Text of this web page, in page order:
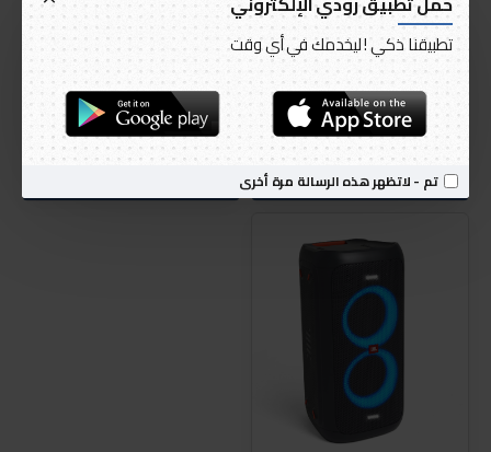
تطبيقنا ذكي ! ليخدمك في أي وقت
تم - لاتظهر هذه الرسالة مرة أخرى
JBL
سماعات أذن جيه بي ال تور برو 2 ترو
اللاسلكية بخاصية إلغاء الضوضاء،
أسود
AED 749.00
اضافة للسلة
JBL
ساوند بار جي بي ال مع مضخم
صوت لاسلكي ، اسود
AED 640.00